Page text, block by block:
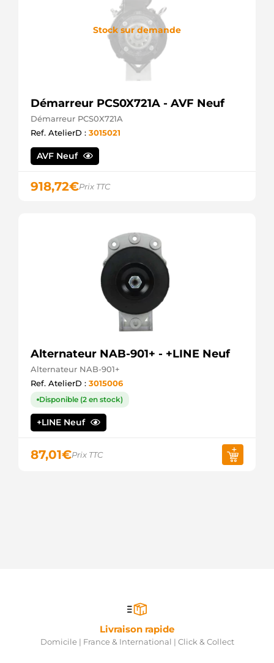
Stock sur demande
Démarreur PCS0X721A - AVF Neuf
Démarreur PCS0X721A
Ref. AtelierD : 3015021
AVF Neuf
918,72€Prix TTC
Alternateur NAB-901+ - +LINE Neuf
Alternateur NAB-901+
Ref. AtelierD : 3015006
Disponible (2 en stock)
+LINE Neuf
87,01€Prix TTC
Livraison rapide
Domicile | France & International | Click & Collect